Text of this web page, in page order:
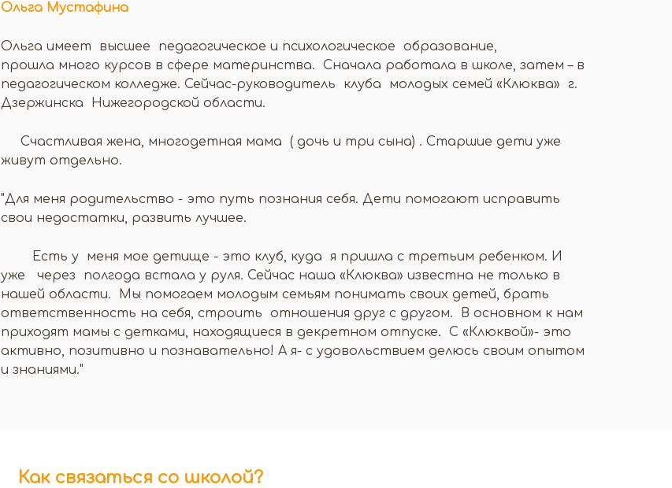
Ольга Мустафина
Ольга имеет высшее педагогическое и психологическое образование,
прошла много курсов в сфере материнства. Сначала работала в школе, затем – в
педагогическом колледже. Сейчас-руководитель клуба молодых семей «Клюква» г.
Дзержинска Нижегородской области.
Счастливая жена, многодетная мама ( дочь и три сына) . Старшие дети уже
живут отдельно.
"Для меня родительство - это путь познания себя. Дети помогают исправить
свои недостатки, развить лучшее.
Есть у меня мое детище - это клуб, куда я пришла с третьим ребенком. И
уже через полгода встала у руля. Сейчас наша «Клюква» известна не только в
нашей области. Мы помогаем молодым семьям понимать своих детей, брать
ответственность на себя, строить отношения друг с другом. В основном к нам
приходят мамы с детками, находящиеся в декретном отпуске. С «Клюквой»- это
активно, позитивно и познавательно! А я- с удовольствием делюсь своим опытом
и знаниями."
Как связаться со школой?